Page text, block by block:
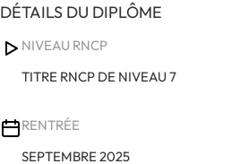
DÉTAILS DU DIPLÔME
NIVEAU RNCP
TITRE RNCP DE NIVEAU 7
RENTRÉE
SEPTEMBRE 2025